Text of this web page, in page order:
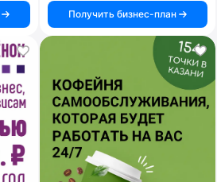
Получить бизнес-план